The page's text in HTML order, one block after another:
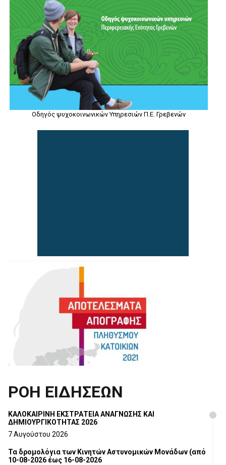
Οδηγός ψυχοκοινωνικών Υπηρεσιών Π.Ε. Γρεβενών
ΡΟΗ ΕΙΔΗΣΕΩΝ
ΚΑΛΟΚΑΙΡΙΝΗ ΕΚΣΤΡΑΤΕΙΑ ΑΝΑΓΝΩΣΗΣ ΚΑΙ
ΔΗΜΙΟΥΡΓΙΚΟΤΗΤΑΣ 2026
7 Αυγούστου 2026
Τα δρομολόγια των Κινητών Αστυνομικών Μονάδων (από
10-08-2026 έως 16-08-2026